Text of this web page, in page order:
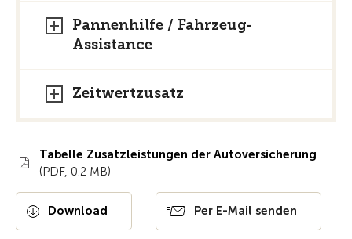
Pannenhilfe / Fahrzeug-
Assistance
Zeitwertzusatz
Tabelle Zusatzleistungen der Autoversicherung
(PDF, 0.2 MB)
Download Per E-Mail senden